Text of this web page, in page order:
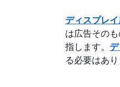
ディスプレ
は広告その
指します。
る必要はあり